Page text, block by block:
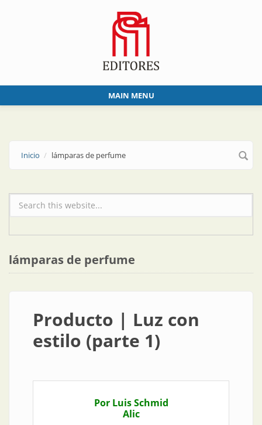
MAIN MENU
Inicio lámparas de perfume
Formulario de búsqueda
lámparas de perfume
Producto | Luz con
estilo (parte 1)
Por Luis Schmid
Alic